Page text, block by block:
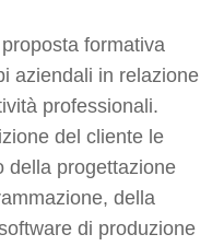
formativa
aziendali in relazione
professionali.
del cliente le
della progettazione
della
di produzione